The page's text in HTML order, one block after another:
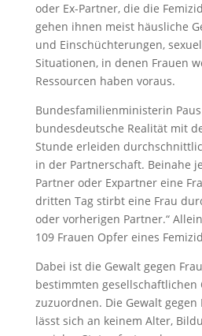
oder Ex-Partner, die die
gehen ihnen meist häusliche
und Einschüchterungen,
Situationen, in denen Frauen
Ressourcen haben voraus.
Bundesfamilienministerin
bundesdeutsche Realität mit
Stunde erleiden
in der Partnerschaft. Beinahe
Partner oder Expartner eine
dritten Tag stirbt eine Frau
oder vorherigen Partner.“
109 Frauen Opfer eines
Dabei ist die Gewalt gegen
bestimmten gesellschaftlichen
zuzuordnen. Die Gewalt
lässt sich an keinem Alter,